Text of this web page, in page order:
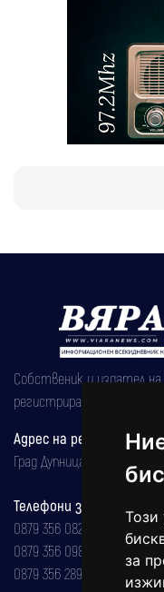
Този
за
Собственик и издател
регистрирана на
Адрес на редакцията
Град Дупница, ул.''Христо
Телефони за реклама и
0879 356 082
0879 356 098
0879 356 289